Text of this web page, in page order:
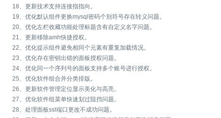
18、更新技术支持连接指指向。
19、优化默认组件更换mysql密码个别符号存在转义问题。
20、优化左栏收藏功能处理标题含有自定义名字问题。
21、更新移除amh快捷授权。
22、优化提示组件避免相同个元素有重复加载情况。
23、优化存在密钥出错的面板授权问题。
24、优化同一个序列号的面板支持多个账号进行授权。
25、优化软件组合并分类排版。
26、更新软件管理定位显示美化与高亮。
27、优化软件组菜单快速划过阻挡问题。
28、处理面板ssl端口更改不成功问题。